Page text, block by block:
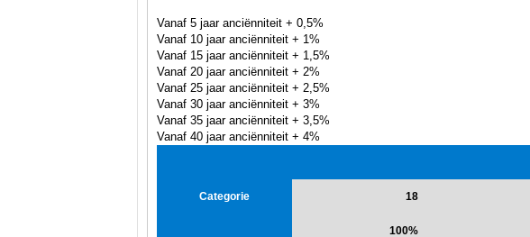
Vanaf 5 jaar anciënniteit + 0,5%
Vanaf 10 jaar anciënniteit + 1%
Vanaf 15 jaar anciënniteit + 1,5%
Vanaf 20 jaar anciënniteit + 2%
Vanaf 25 jaar anciënniteit + 2,5%
Vanaf 30 jaar anciënniteit + 3%
Vanaf 35 jaar anciënniteit + 3,5%
Vanaf 40 jaar anciënniteit + 4%
Categorie 18
100%